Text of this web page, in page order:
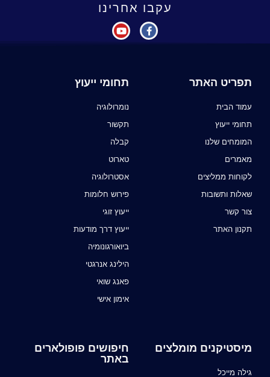
עקבו אחרינו
תפריט האתר
עמוד הבית
תחומי ייעוץ
המומחים שלנו
מאמרים
לקוחות ממליצים
שאלות ותשובות
צור קשר
תקנון האתר
תחומי ייעוץ
נומרולוגיה
תקשור
קבלה
טארוט
אסטרולוגיה
פירוש חלומות
ייעוץ זוגי
ייעוץ דרך מודעות
ביואורגונומיה
הילינג אנרגטי
פאנג שואי
אימון אישי
מיסטיקנים מומלצים
גילה מייכל
חיפושים פופולארים
באתר